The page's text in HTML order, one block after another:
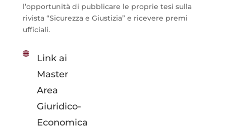
l’opportunità di pubblicare le proprie tesi sulla
rivista “Sicurezza e Giustizia” e ricevere premi
ufficiali.
Link ai
Master
Area
Giuridico-
Economica